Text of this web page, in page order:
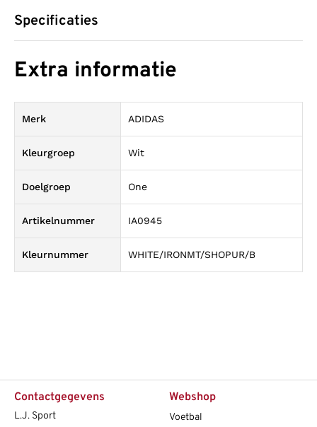
Specificaties
Extra informatie
Merk ADIDAS
Kleurgroep Wit
Doelgroep One
Artikelnummer IA0945
Kleurnummer WHITE/IRONMT/SHOPUR/B
Contactgegevens
L.J. Sport
Webshop
Voetbal